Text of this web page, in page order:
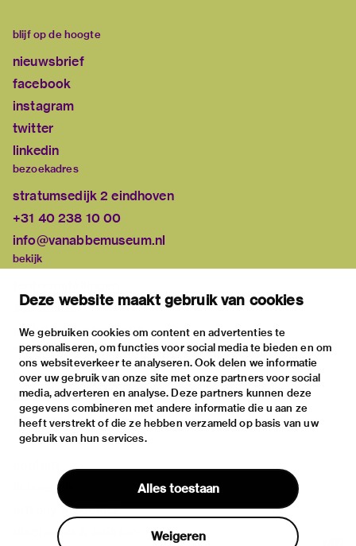
Deze website maakt gebruik van cookies
We gebruiken cookies om content en advertenties te
personaliseren, om functies voor social media te bieden en om
ons websiteverkeer te analyseren. Ook delen we informatie
over uw gebruik van onze site met onze partners voor social
media, adverteren en analyse. Deze partners kunnen deze
gegevens combineren met andere informatie die u aan ze
heeft verstrekt of die ze hebben verzameld op basis van uw
gebruik van hun services.
Alles toestaan
Weigeren
blijf op de hoogte
nieuwsbrief
facebook
instagram
twitter
linkedin
bezoekadres
stratumsedijk 2 eindhoven
+31 40 238 10 00
info@vanabbemuseum.nl
bekijk
activiteiten
praktische informatie
over
het museum
de collectie
fondsen & partners
huisregels
privacy & cookies
disclaimer & colofon